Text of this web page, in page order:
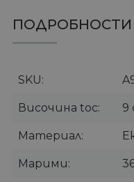
ПОДРОБНОСТИ
SKU
Височина toc 9
Материал
Марими